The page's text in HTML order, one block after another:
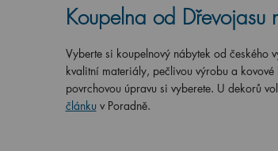
Koupelna od Dřevojasu
Vyberte si koupelnový nábytek od českého
kvalitní materiály, pečlivou výrobu a
povrchovou úpravu si vyberete. U dekorů
článku v Poradně.